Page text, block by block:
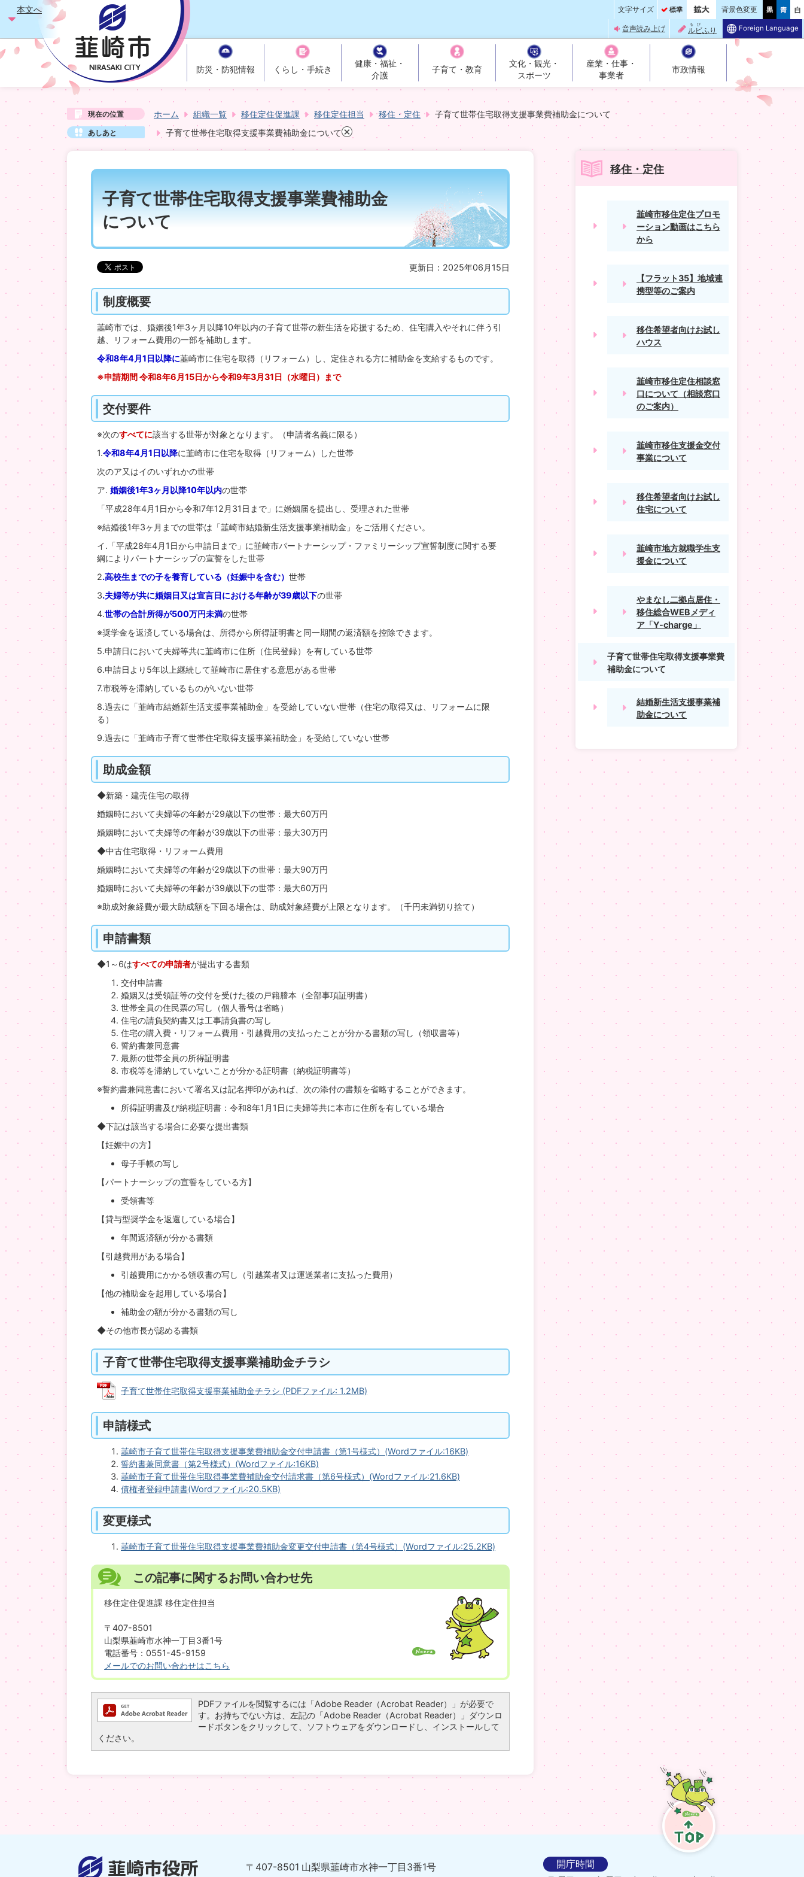
本文へ 文字サイズ 背景色変更
音声読み上げ ルビ
るび
ふり Foreign Language
防災・防犯情報 くらし・手続き
健康・福祉・
介護
子育て・教育
文化・観光・
スポーツ
産業・仕事・
事業者
市政情報
現在の位置 ホーム 組織一覧 移住定住促進課 移住定住担当 移住・定住 子育て世帯住宅取得支援事業費補助金について
あしあと 子育て世帯住宅取得支援事業費補助金について
子育て世帯住宅取得支援事業費補助金
について
更新日：2025年06月15日
制度概要
韮崎市では、婚姻後1年3ヶ月以降10年以内の子育て世帯の新生活を応援するため、住宅購入やそれに伴う引
越、リフォーム費用の一部を補助します。
令和8年4月1日以降に韮崎市に住宅を取得（リフォーム）し、定住される方に補助金を支給するものです。
※申請期間 令和8年6月15日から令和9年3月31日（水曜日）まで
交付要件
※次のすべてに該当する世帯が対象となります。（申請者名義に限る）
1.令和8年4月1日以降に韮崎市に住宅を取得（リフォーム）した世帯
次のア又はイのいずれかの世帯
ア. 婚姻後1年3ヶ月以降10年以内の世帯
「平成28年4月1日から令和7年12月31日まで」に婚姻届を提出し、受理された世帯
※結婚後1年3ヶ月までの世帯は「韮崎市結婚新生活支援事業補助金」をご活用ください。
イ.「平成28年4月1日から申請日まで」に韮崎市パートナーシップ・ファミリーシップ宣誓制度に関する要
綱によりパートナーシップの宣誓をした世帯
2.高校生までの子を養育している（妊娠中を含む） 世帯
3.夫婦等が共に婚姻日又は宣言日における年齢が39歳以下の世帯
4.世帯の合計所得が500万円未満の世帯
※奨学金を返済している場合は、所得から所得証明書と同一期間の返済額を控除できます。
5.申請日において夫婦等共に韮崎市に住所（住民登録）を有している世帯
6.申請日より5年以上継続して韮崎市に居住する意思がある世帯
7.市税等を滞納しているものがいない世帯
8.過去に「韮崎市結婚新生活支援事業補助金」を受給していない世帯（住宅の取得又は、リフォームに限
る）
9.過去に「韮崎市子育て世帯住宅取得支援事業補助金」を受給していない世帯
助成金額
◆新築・建売住宅の取得
婚姻時において夫婦等の年齢が29歳以下の世帯：最大60万円
婚姻時において夫婦等の年齢が39歳以下の世帯：最大30万円
◆中古住宅取得・リフォーム費用
婚姻時において夫婦等の年齢が29歳以下の世帯：最大90万円
婚姻時において夫婦等の年齢が39歳以下の世帯：最大60万円
※助成対象経費が最大助成額を下回る場合は、助成対象経費が上限となります。（千円未満切り捨て）
申請書類
◆1～6はすべての申請者が提出する書類
交付申請書
婚姻又は受領証等の交付を受けた後の戸籍謄本（全部事項証明書）
世帯全員の住民票の写し（個人番号は省略）
住宅の請負契約書又は工事請負書の写し
住宅の購入費・リフォーム費用・引越費用の支払ったことが分かる書類の写し（領収書等）
誓約書兼同意書
最新の世帯全員の所得証明書
市税等を滞納していないことが分かる証明書（納税証明書等）
※誓約書兼同意書において署名又は記名押印があれば、次の添付の書類を省略することができます。
所得証明書及び納税証明書：令和8年1月1日に夫婦等共に本市に住所を有している場合
◆下記は該当する場合に必要な提出書類
【妊娠中の方】
母子手帳の写し
【パートナーシップの宣誓をしている方】
受領書等
【貸与型奨学金を返還している場合】
年間返済額が分かる書類
【引越費用がある場合】
引越費用にかかる領収書の写し（引越業者又は運送業者に支払った費用）
【他の補助金を起用している場合】
補助金の額が分かる書類の写し
◆その他市長が認める書類
子育て世帯住宅取得支援事業補助金チラシ
子育て世帯住宅取得支援事業補助金チラシ (PDFファイル: 1.2MB)
申請様式
韮崎市子育て世帯住宅取得支援事業費補助金交付申請書（第1号様式）(Wordファイル:16KB)
誓約書兼同意書（第2号様式）(Wordファイル:16KB)
韮崎市子育て世帯住宅取得事業費補助金交付請求書（第6号様式）(Wordファイル:21.6KB)
債権者登録申請書(Wordファイル:20.5KB)
変更様式
韮崎市子育て世帯住宅取得支援事業費補助金変更交付申請書（第4号様式）(Wordファイル:25.2KB)
この記事に関するお問い合わせ先
移住定住促進課 移住定住担当
〒407-8501
山梨県韮崎市水神一丁目3番1号
電話番号：0551-45-9159
メールでのお問い合わせはこちら
PDFファイルを閲覧するには「Adobe Reader（Acrobat Reader）」が必要で
す。お持ちでない方は、左記の「Adobe Reader（Acrobat Reader）」ダウンロ
ードボタンをクリックして、ソフトウェアをダウンロードし、インストールして
ください。
移住・定住
韮崎市移住定住プロモ
ーション動画はこちら
から
【フラット35】地域連
携型等のご案内
移住希望者向けお試し
ハウス
韮崎市移住定住相談窓
口について（相談窓口
のご案内）
韮崎市移住支援金交付
事業について
移住希望者向けお試し
住宅について
韮崎市地方就職学生支
援金について
やまなし二拠点居住・
移住総合WEBメディ
ア「Y-charge」
子育て世帯住宅取得支援事業費
補助金について
結婚新生活支援事業補
助金について
TOP
〒407-8501 山梨県韮崎市水神一丁目3番1号
開庁時間